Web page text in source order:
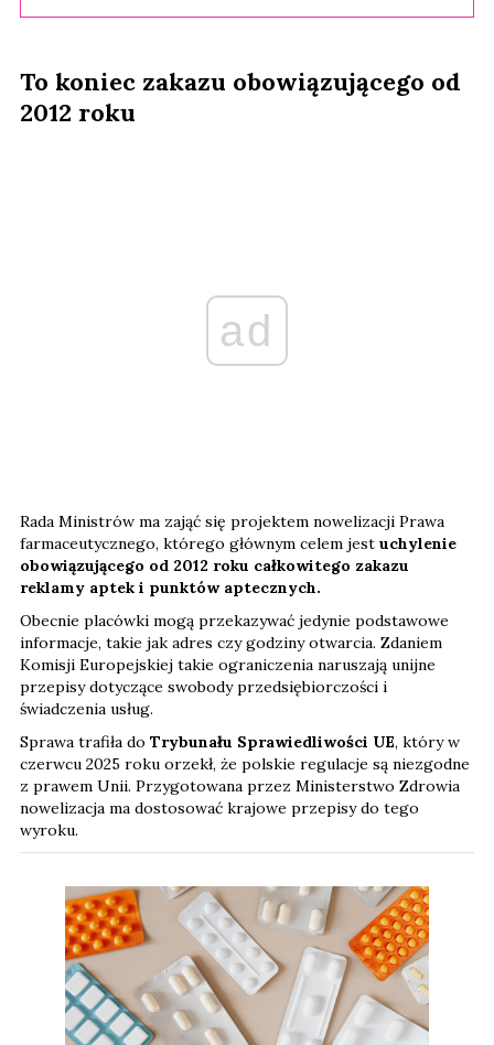
To koniec zakazu obowiązującego od
2012 roku
ad
Rada Ministrów ma zająć się projektem nowelizacji Prawa
farmaceutycznego, którego głównym celem jest uchylenie
obowiązującego od 2012 roku całkowitego zakazu
reklamy aptek i punktów aptecznych.
Obecnie placówki mogą przekazywać jedynie podstawowe
informacje, takie jak adres czy godziny otwarcia. Zdaniem
Komisji Europejskiej takie ograniczenia naruszają unijne
przepisy dotyczące swobody przedsiębiorczości i
świadczenia usług.
Sprawa trafiła do Trybunału Sprawiedliwości UE, który w
czerwcu 2025 roku orzekł, że polskie regulacje są niezgodne
z prawem Unii. Przygotowana przez Ministerstwo Zdrowia
nowelizacja ma dostosować krajowe przepisy do tego
wyroku.